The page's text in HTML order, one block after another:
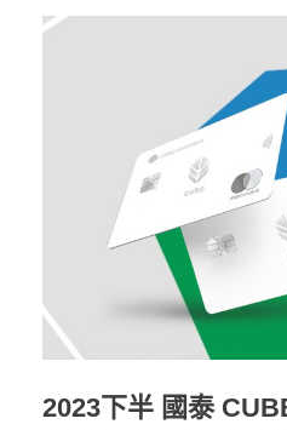
2023下半 國泰